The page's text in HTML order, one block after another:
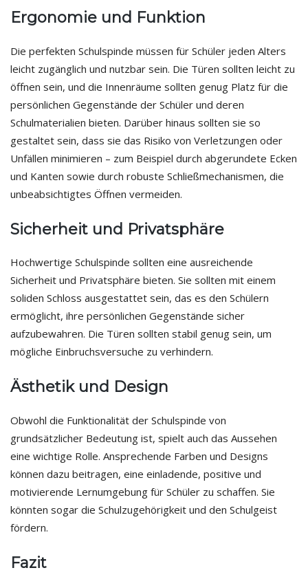
Ergonomie und Funktion
Die perfekten Schulspinde müssen für Schüler jeden Alters
leicht zugänglich und nutzbar sein. Die Türen sollten leicht zu
öffnen sein, und die Innenräume sollten genug Platz für die
persönlichen Gegenstände der Schüler und deren
Schulmaterialien bieten. Darüber hinaus sollten sie so
gestaltet sein, dass sie das Risiko von Verletzungen oder
Unfällen minimieren – zum Beispiel durch abgerundete Ecken
und Kanten sowie durch robuste Schließmechanismen, die
unbeabsichtigtes Öffnen vermeiden.
Sicherheit und Privatsphäre
Hochwertige Schulspinde sollten eine ausreichende
Sicherheit und Privatsphäre bieten. Sie sollten mit einem
soliden Schloss ausgestattet sein, das es den Schülern
ermöglicht, ihre persönlichen Gegenstände sicher
aufzubewahren. Die Türen sollten stabil genug sein, um
mögliche Einbruchsversuche zu verhindern.
Ästhetik und Design
Obwohl die Funktionalität der Schulspinde von
grundsätzlicher Bedeutung ist, spielt auch das Aussehen
eine wichtige Rolle. Ansprechende Farben und Designs
können dazu beitragen, eine einladende, positive und
motivierende Lernumgebung für Schüler zu schaffen. Sie
könnten sogar die Schulzugehörigkeit und den Schulgeist
fördern.
Fazit